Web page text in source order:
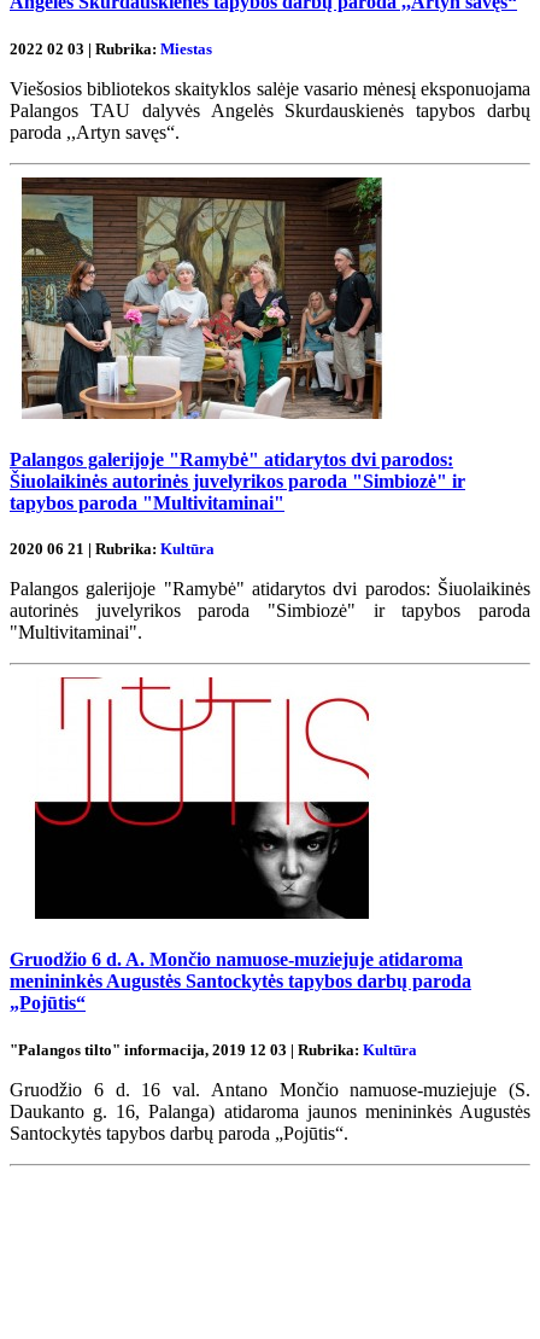
2022 02 03 | Rubrika: Miestas
Viešosios bibliotekos skaityklos salėje vasario mėnesį eksponuojama
Palangos TAU dalyvės Angelės Skurdauskienės tapybos darbų
paroda ,,Artyn savęs“.
Palangos galerijoje "Ramybė" atidarytos dvi parodos:
Šiuolaikinės autorinės juvelyrikos paroda "Simbiozė" ir
tapybos paroda "Multivitaminai"
2020 06 21 | Rubrika: Kultūra
Palangos galerijoje "Ramybė" atidarytos dvi parodos: Šiuolaikinės
autorinės juvelyrikos paroda "Simbiozė" ir tapybos paroda
"Multivitaminai".
Gruodžio 6 d. A. Mončio namuose-muziejuje atidaroma
menininkės Augustės Santockytės tapybos darbų paroda
„Pojūtis“
"Palangos tilto" informacija, 2019 12 03 | Rubrika: Kultūra
Gruodžio 6 d. 16 val. Antano Mončio namuose-muziejuje (S.
Daukanto g. 16, Palanga) atidaroma jaunos menininkės Augustės
Santockytės tapybos darbų paroda „Pojūtis“.